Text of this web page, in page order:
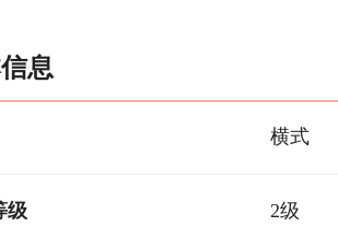
息
横式
级 2级